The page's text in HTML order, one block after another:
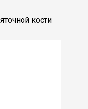
кости